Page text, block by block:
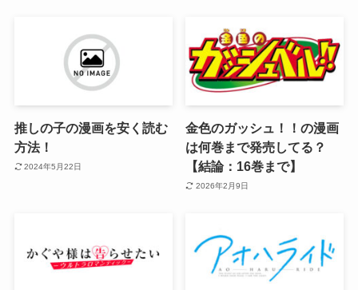
推しの子の漫画を安く読む
方法！
2024年5月22日
金色のガッシュ！！の漫画
は何巻まで発売してる？
【結論：16巻まで】
2026年2月9日